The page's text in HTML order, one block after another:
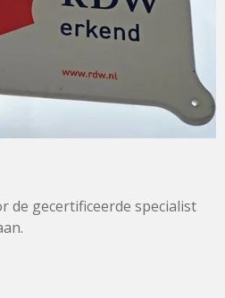
de gecertificeerde specialist